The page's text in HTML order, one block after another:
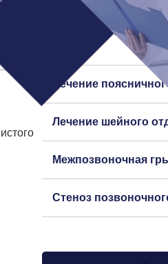
Ишиас (защемление
Лечение
Лечение шейного
Межпозвоночная
Стеноз